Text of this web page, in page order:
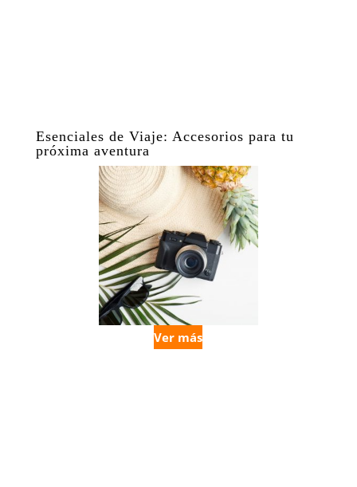
Esenciales de Viaje: Accesorios para tu
próxima aventura
Ver más